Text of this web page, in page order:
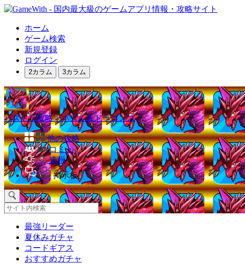
ホーム
ゲーム検索
新規登録
ログイン
2カラム 3カラム
パズドラ攻略｜パズル＆ドラゴンズ
他の攻略
コミュ
速報
掲示板
最強リーダー
夏休みガチャ
コードギアス
おすすめガチャ